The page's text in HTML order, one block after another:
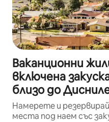
Ваканционни
включена
близо до
Намерете и
места под наем със